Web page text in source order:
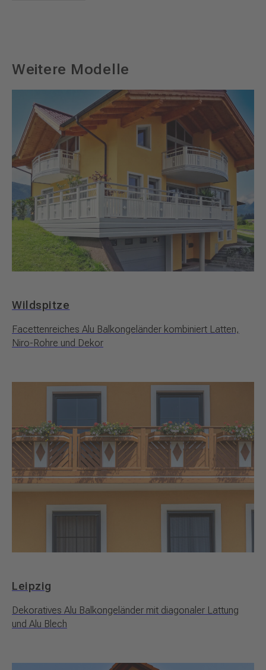
Weitere Modelle
Wildspitze
Facettenreiches Alu Balkongeländer kombiniert Latten,
Niro-Rohre und Dekor
Leipzig
Dekoratives Alu Balkongeländer mit diagonaler Lattung
und Alu Blech